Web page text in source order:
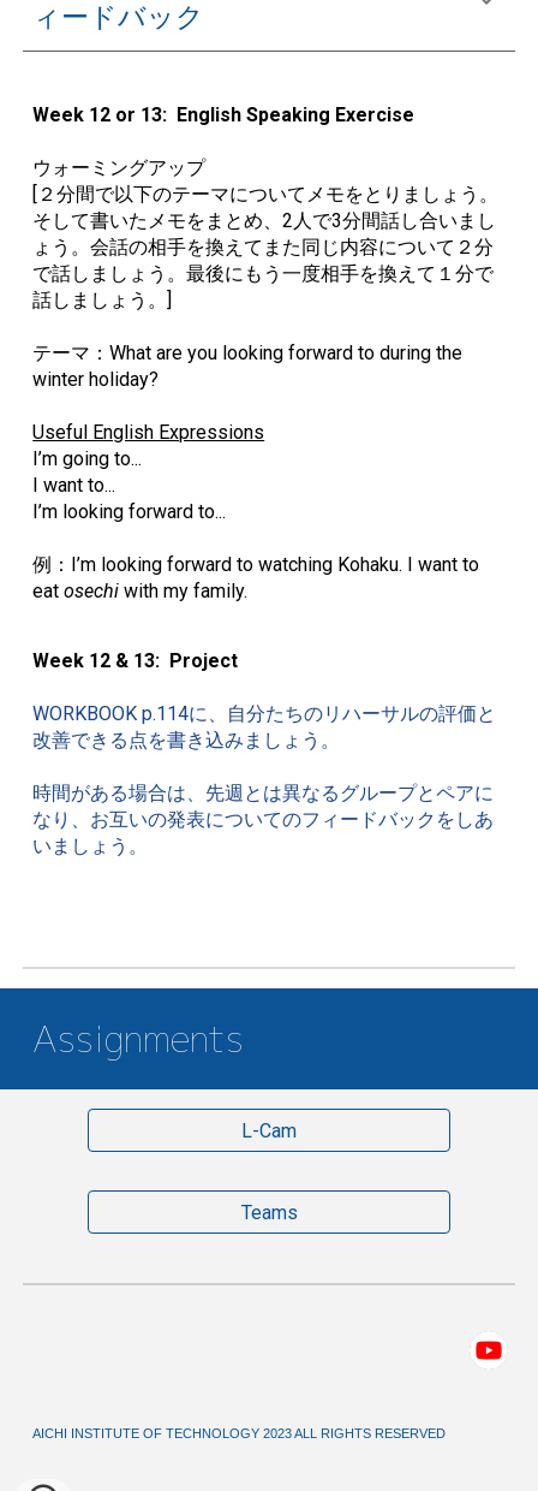
ィードバック
Week 12 or 13: English Speaking Exercise
ウォーミングアップ
[ ２分間で以下のテーマについてメモをとりましょう。
そして書いたメモをまとめ、2人で3分間話し合いまし
ょう。会話の相手を換えてまた同じ内容について２分
で話しましょう。最後にもう一度相手を換えて１分で
話しましょう。]
テーマ：What are you looking forward to during the
winter holiday?
Useful English Expressions
I’m going to...
I want to...
I’m looking forward to...
例： I’m looking forward to watching Kohaku. I want to
eatosechi with my family.
Week 12 & 13: Project
WORKBOOK p.114に、自分たちのリハーサルの評価と
改善できる点を書き込みましょう。
時間がある場合は、先週とは異なるグループとペアに
なり、お互いの発表についてのフィードバックをしあ
いましょう。
Assignments
L-Cam
Teams
AICHI INSTITUTE OF TECHNOLOGY 2023 ALL RIGHTS RESERVED